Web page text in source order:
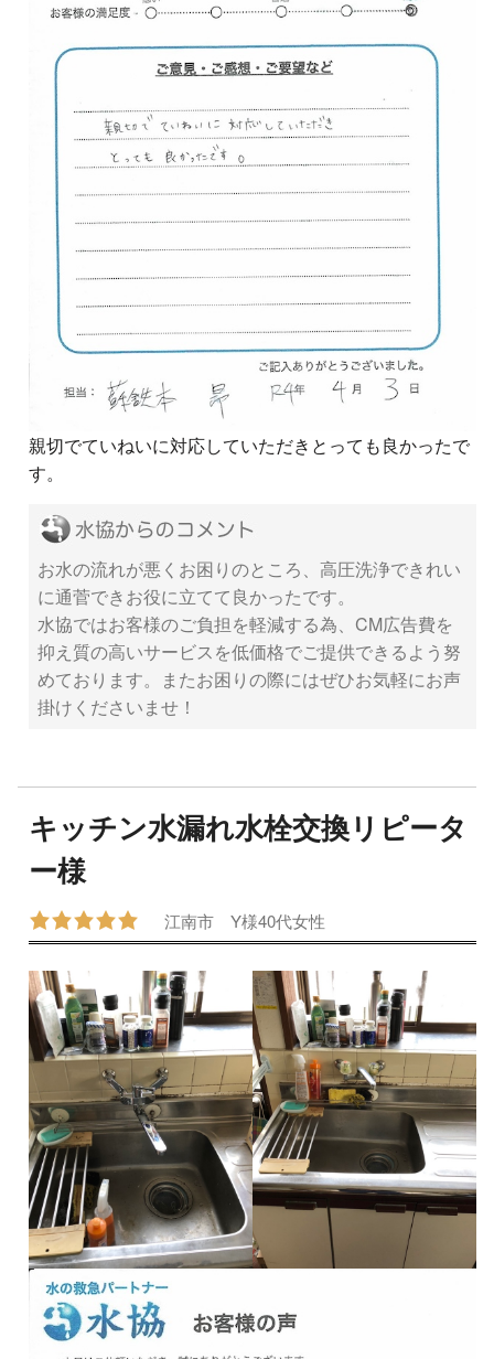
親切でていねいに対応していただきとっても良かったで
す。
お水の流れが悪くお困りのところ、高圧洗浄できれい
に通菅できお役に立てて良かったです。
水協ではお客様のご負担を軽減する為、CM広告費を
抑え質の高いサービスを低価格でご提供できるよう努
めております。またお困りの際にはぜひお気軽にお声
掛けくださいませ！
キッチン水漏れ水栓交換リピータ
ー様
江南市 Y様40代女性